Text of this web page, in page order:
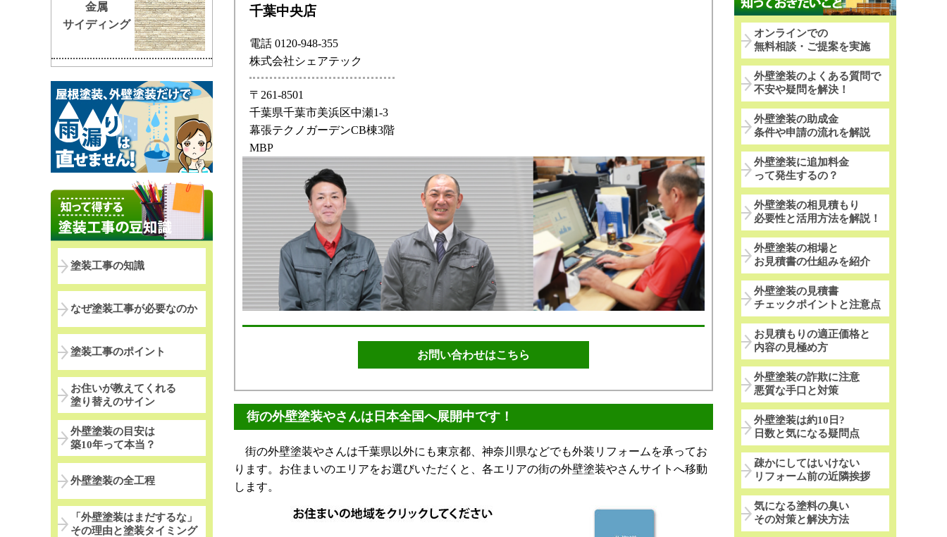
千葉中央店
電話 0120-948-355
株式会社シェアテック
〒261-8501
千葉県千葉市美浜区中瀬1-3
幕張テクノガーデンCB棟3階
MBP
お問い合わせはこちら
街の外壁塗装やさんは日本全国へ展開中です！
街の外壁塗装やさんは千葉県以外にも東京都、神奈川県などでも外装リフォームを承ってお
ります。お住まいのエリアをお選びいただくと、各エリアの街の外壁塗装やさんサイトへ移動
します。
オンラインでの
無料相談・ご提案を実施
外壁塗装のよくある質問で
不安や疑問を解決！
外壁塗装の助成金
条件や申請の流れを解説
外壁塗装に追加料金
って発生するの？
外壁塗装の相見積もり
必要性と活用方法を解説！
外壁塗装の相場と
お見積書の仕組みを紹介
外壁塗装の見積書
チェックポイントと注意点
お見積もりの適正価格と
内容の見極め方
外壁塗装の詐欺に注意
悪質な手口と対策
外壁塗装は約10日?
日数と気になる疑問点
疎かにしてはいけない
リフォーム前の近隣挨拶
気になる塗料の臭い
その対策と解決方法
金属
サイディング
塗装工事の知識
なぜ塗装工事が必要なのか
塗装工事のポイント
お住いが教えてくれる
塗り替えのサイン
外壁塗装の目安は
築10年って本当？
外壁塗装の全工程
「外壁塗装はまだするな」
その理由と塗装タイミング